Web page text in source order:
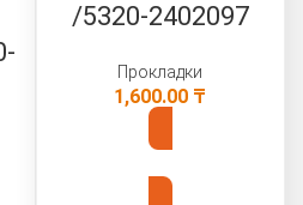
/5320-2402097
Прокладки
1,600.00 ₸